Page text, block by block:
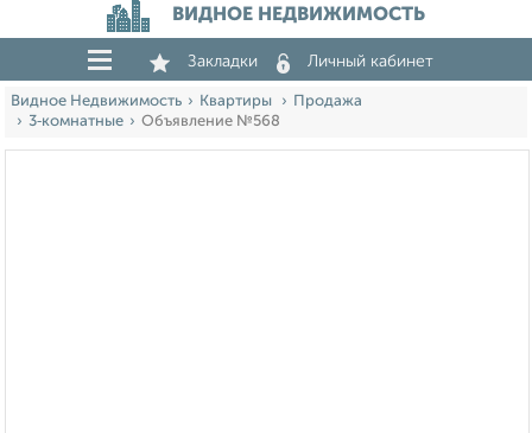
ВИДНОЕ НЕДВИЖИМОСТЬ
Закладки Личный кабинет
Видное Недвижимость Квартиры
Продажа
3‑комнатные
Объявление №568